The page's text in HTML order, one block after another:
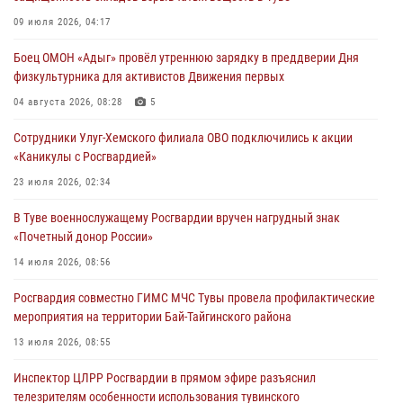
Сотрудники вневедомственной охраны приняли участие в акции
29 июля 2026, 09:41
26 сигналов «Тревога» с автотранспортов отработали экипажи
29 июля 2026, 08:37
В Туве офицер Росгвардии подвела итоги юбилейного личного
28 июля 2026, 07:48
09 июля 2026, 04:17
Боец ОМОН «Адыг» провёл утреннюю зарядку в преддверии Дня
физкультурника для активистов Движения первых
04 августа 2026, 08:28 5
Сотрудники Улуг-Хемского филиала ОВО подключились к акции
«Каникулы с Росгвардией»
23 июля 2026, 02:34
В Туве военнослужащему Росгвардии вручен нагрудный знак
«Почетный донор России»
14 июля 2026, 08:56
Росгвардия совместно ГИМС МЧС Тувы провела профилактические
мероприятия на территории Бай-Тайгинского района
13 июля 2026, 08:55
Инспектор ЦЛРР Росгвардии в прямом эфире разъяснил
телезрителям особенности использования тувинского